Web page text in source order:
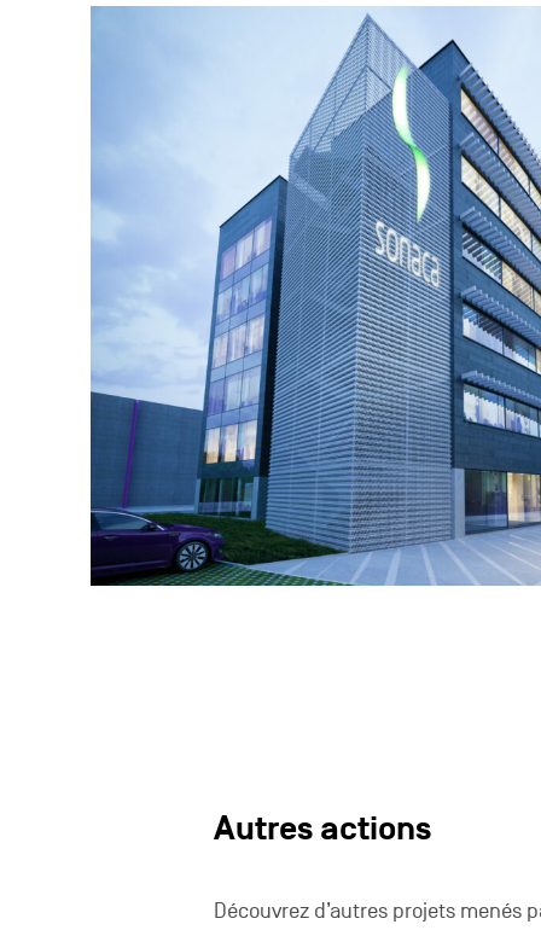
Autres actions
Découvrez d’autres projets menés